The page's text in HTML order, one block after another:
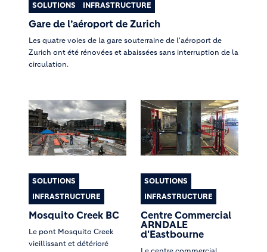
SOLUTIONS INFRASTRUCTURE
Gare de l’aéroport de Zurich
Les quatre voies de la gare souterraine de l'aéroport de
Zurich ont été rénovées et abaissées sans interruption de la
circulation.
SOLUTIONS
INFRASTRUCTURE
Mosquito Creek BC
Le pont Mosquito Creek
vieillissant et détérioré
SOLUTIONS
INFRASTRUCTURE
Centre Commercial
ARNDALE
d'Eastbourne